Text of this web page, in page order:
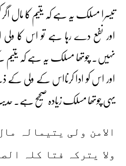
تیسرا مسلک یہ ہے کہ یتیم کا مال اگر
اور نفع دے رہا ہے تو اس کا
نہیں۔ چوتھا مسلک یہ ہے کہ
اور اس کو ادا کرنااس کے ولی
یہی چوتھا مسلک زیادہ صحیح ہے۔
الامن ولی یتیمالہ
ولا یترکہ فتا کلہ